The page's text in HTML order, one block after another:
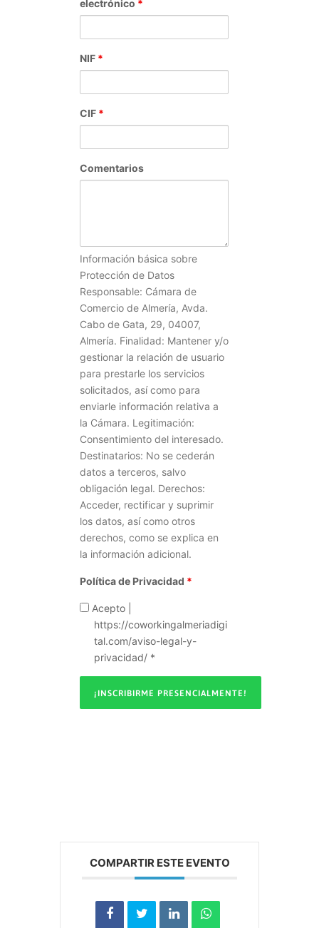
electrónico *
NIF *
CIF *
Comentarios
Información básica sobre
Protección de Datos
Responsable: Cámara de
Comercio de Almería, Avda.
Cabo de Gata, 29, 04007,
Almería. Finalidad: Mantener y/o
gestionar la relación de usuario
para prestarle los servicios
solicitados, así como para
enviarle información relativa a
la Cámara. Legitimación:
Consentimiento del interesado.
Destinatarios: No se cederán
datos a terceros, salvo
obligación legal. Derechos:
Acceder, rectificar y suprimir
los datos, así como otros
derechos, como se explica en
la información adicional.
Política de Privacidad *
Acepto |
https://coworkingalmeriadigi
tal.com/aviso-legal-y-
privacidad/ *
COMPARTIR ESTE EVENTO